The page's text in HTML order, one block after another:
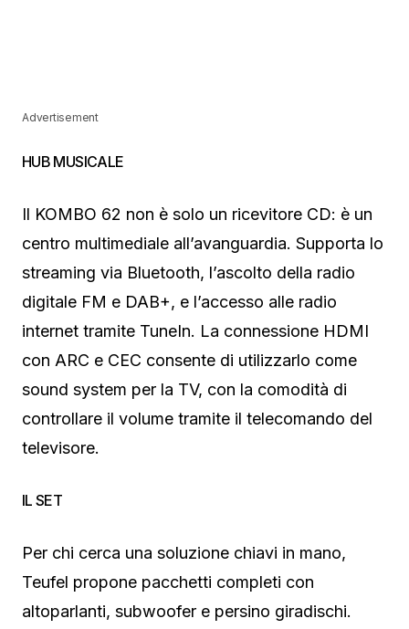
Advertisement
HUB MUSICALE
Il KOMBO 62 non è solo un ricevitore CD: è un
centro multimediale all’avanguardia. Supporta lo
streaming via Bluetooth, l’ascolto della radio
digitale FM e DAB+, e l’accesso alle radio
internet tramite TuneIn. La connessione HDMI
con ARC e CEC consente di utilizzarlo come
sound system per la TV, con la comodità di
controllare il volume tramite il telecomando del
televisore.
IL SET
Per chi cerca una soluzione chiavi in mano,
Teufel propone pacchetti completi con
altoparlanti, subwoofer e persino giradischi.